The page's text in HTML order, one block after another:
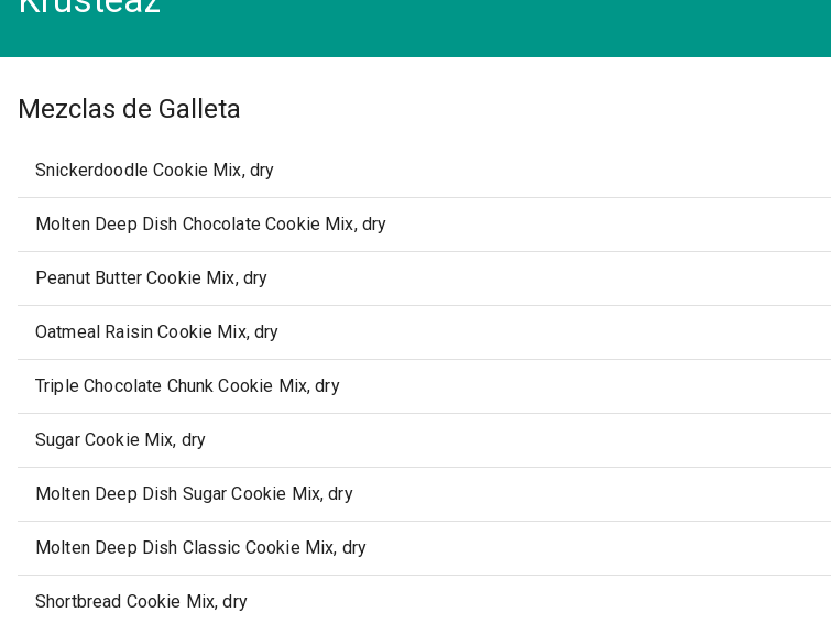
Mezclas de Galleta
Snickerdoodle Cookie Mix, dry
Molten Deep Dish Chocolate Cookie Mix, dry
Peanut Butter Cookie Mix, dry
Oatmeal Raisin Cookie Mix, dry
Triple Chocolate Chunk Cookie Mix, dry
Sugar Cookie Mix, dry
Molten Deep Dish Sugar Cookie Mix, dry
Molten Deep Dish Classic Cookie Mix, dry
Shortbread Cookie Mix, dry